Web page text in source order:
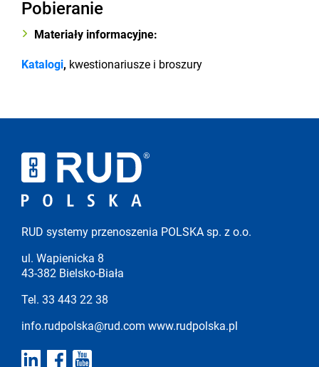
Pobieranie
Materiały informacyjne:
Katalogi, kwestionariusze i broszury
RUD systemy przenoszenia POLSKA sp. z o.o.
ul. Wapienicka 8
43-382 Bielsko-Biała
Tel. 33 443 22 38
info.rudpolska@rud.com www.rudpolska.pl